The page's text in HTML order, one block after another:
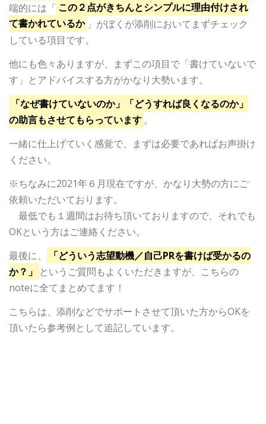
端的には「 この２点がきちんとシンプルに理由付けされ
て書かれているか 」がぼくが添削においてまずチェック
している項目です。
他にも色々ありますが、まずこの項目で「書けていないで
す」とアドバイスする方がかなり大勢います。
「なぜ書けていないのか」「どうすれば良くなるのか」
の助言もさせてもらっています。
一緒に仕上げていく感覚で、まずは必要であればお声掛け
ください。
※ちなみに2021年６月現在ですが、かなり大勢の方にご
依頼いただいております。
最低でも１週間はお待ち頂いておりますので、それでも
OKという方はご連絡ください。
最後に、
「どういう志望動機／自己PRを書けば受かるの
か？」
というご質問もよくいただきますが、こちらの
noteに全てまとめてます！
こちらは、添削などでサポートさせて頂いた方からOKを
頂いたら参考例として追記しています。